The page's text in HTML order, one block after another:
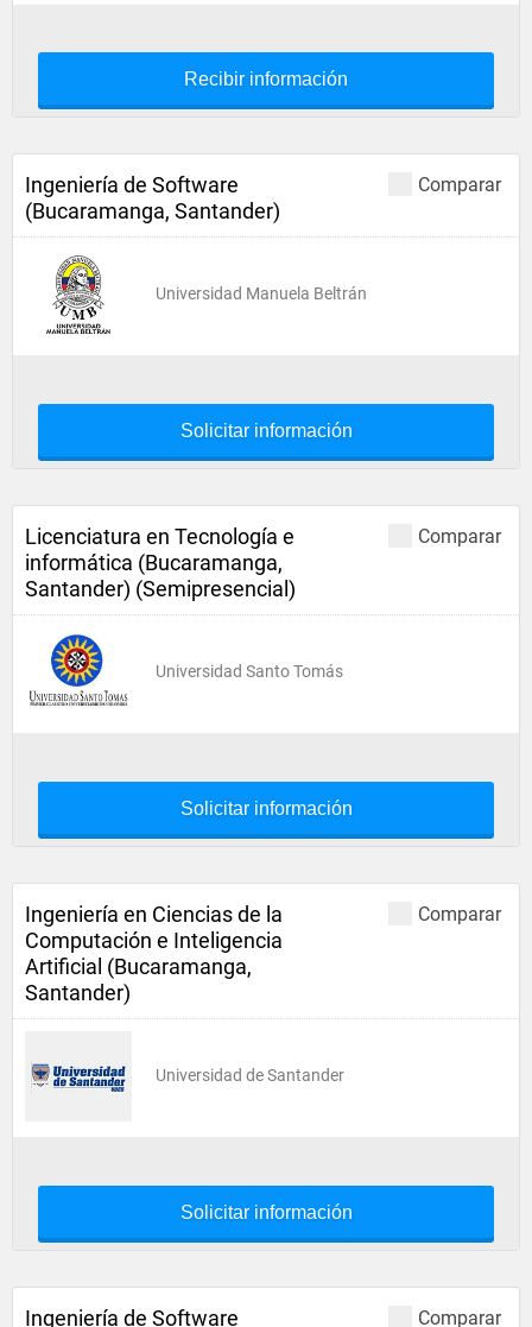
Recibir información
Comparar
Ingeniería de Software
(Bucaramanga, Santander)
Universidad Manuela Beltrán
Solicitar información
Comparar
Licenciatura en Tecnología e
informática (Bucaramanga,
Santander) (Semipresencial)
Universidad Santo Tomás
Solicitar información
Comparar
Ingeniería en Ciencias de la
Computación e Inteligencia
Artificial (Bucaramanga,
Santander)
Universidad de Santander
Solicitar información
Comparar
Ingeniería de Software